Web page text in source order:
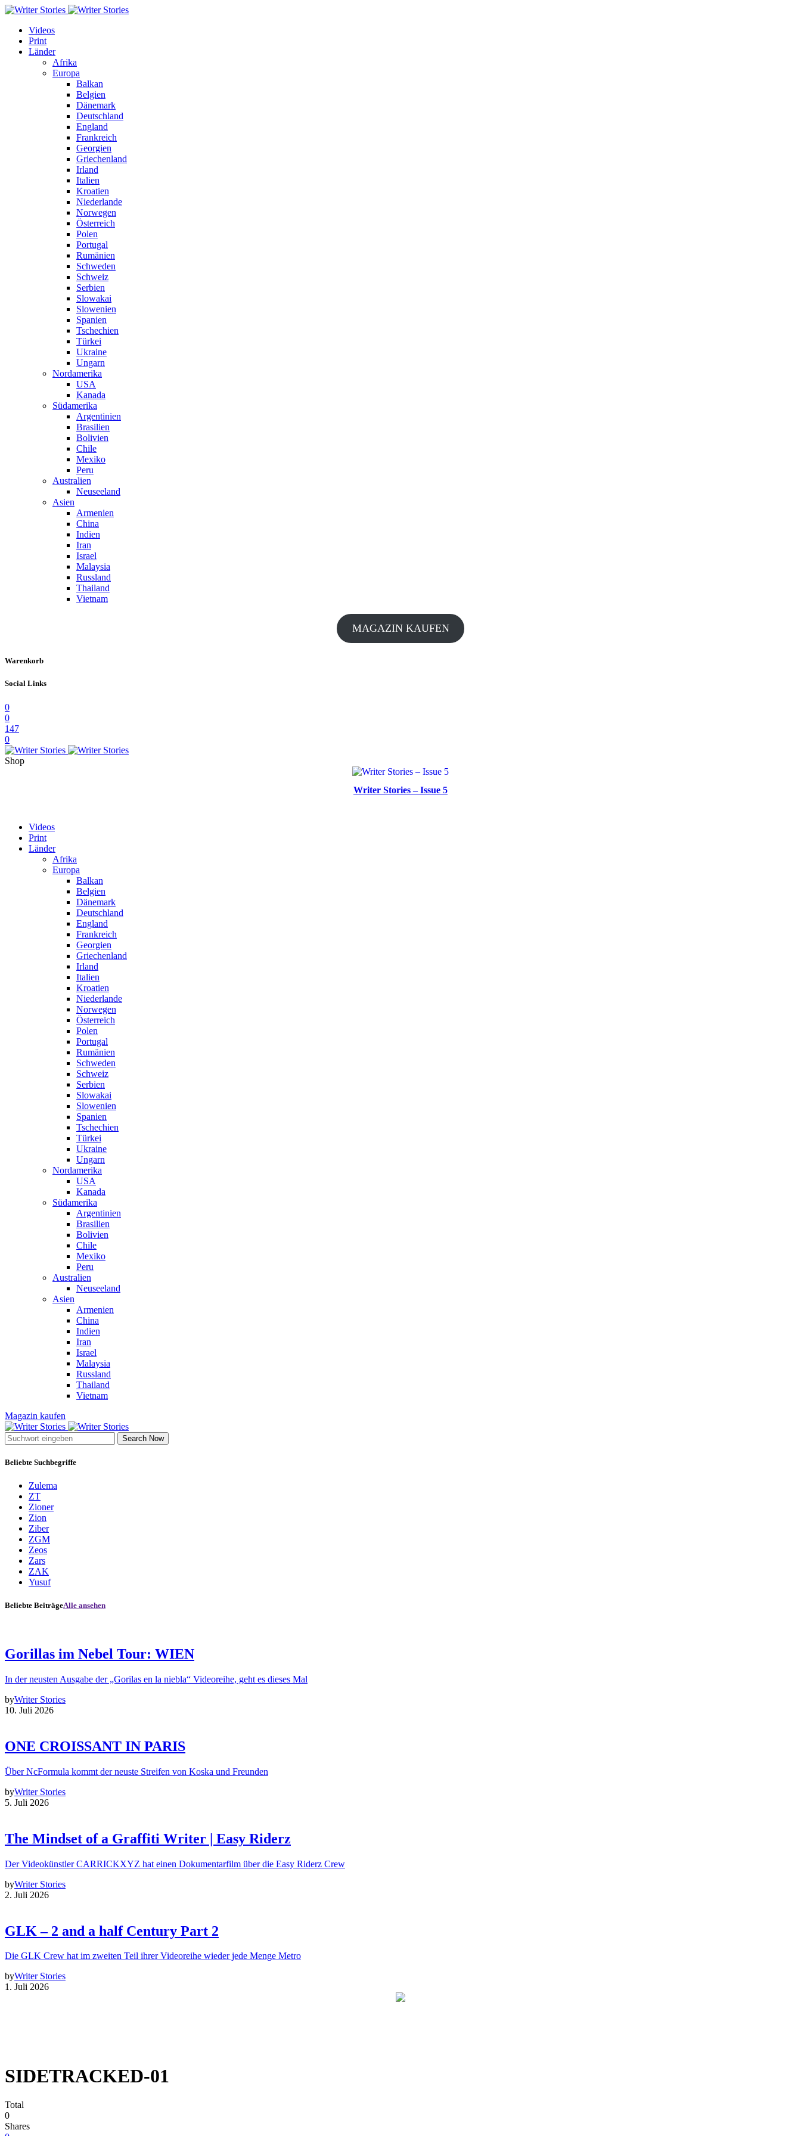
Videos
Print
Länder
Afrika
Europa
Balkan
Belgien
Dänemark
Deutschland
England
Frankreich
Georgien
Griechenland
Irland
Italien
Kroatien
Niederlande
Norwegen
Österreich
Polen
Portugal
Rumänien
Schweden
Schweiz
Serbien
Slowakai
Slowenien
Spanien
Tschechien
Türkei
Ukraine
Ungarn
Nordamerika
USA
Kanada
Südamerika
Argentinien
Brasilien
Bolivien
Chile
Mexiko
Peru
Australien
Neuseeland
Asien
Armenien
China
Indien
Iran
Israel
Malaysia
Russland
Thailand
Vietnam
MAGAZIN KAUFEN
Warenkorb
Social Links
0
0
147
0
Shop
Writer Stories – Issue 5
Videos
Print
Länder
Afrika
Europa
Balkan
Belgien
Dänemark
Deutschland
England
Frankreich
Georgien
Griechenland
Irland
Italien
Kroatien
Niederlande
Norwegen
Österreich
Polen
Portugal
Rumänien
Schweden
Schweiz
Serbien
Slowakai
Slowenien
Spanien
Tschechien
Türkei
Ukraine
Ungarn
Nordamerika
USA
Kanada
Südamerika
Argentinien
Brasilien
Bolivien
Chile
Mexiko
Peru
Australien
Neuseeland
Asien
Armenien
China
Indien
Iran
Israel
Malaysia
Russland
Thailand
Vietnam
Magazin kaufen
Search Now
Beliebte Suchbegriffe
Zulema
ZT
Zioner
Zion
Ziber
ZGM
Zeos
Zars
ZAK
Yusuf
Beliebte BeiträgeAlle ansehen
Gorillas im Nebel Tour: WIEN
In der neusten Ausgabe der „Gorilas en la niebla“ Videoreihe, geht es dieses Mal
byWriter Stories
10. Juli 2026
ONE CROISSANT IN PARIS
Über NcFormula kommt der neuste Streifen von Koska und Freunden
byWriter Stories
5. Juli 2026
The Mindset of a Graffiti Writer | Easy Riderz
Der Videokünstler CARRICKXYZ hat einen Dokumentarfilm über die Easy Riderz Crew
byWriter Stories
2. Juli 2026
GLK – 2 and a half Century Part 2
Die GLK Crew hat im zweiten Teil ihrer Videoreihe wieder jede Menge Metro
byWriter Stories
1. Juli 2026
SIDETRACKED-01
Total
0
Shares